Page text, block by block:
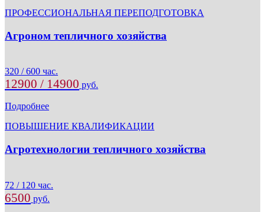
ПРОФЕССИОНАЛЬНАЯ ПЕРЕПОДГОТОВКА
Агроном тепличного хозяйства
320 / 600 час.
12900 / 14900 руб.
Подробнее
ПОВЫШЕНИЕ КВАЛИФИКАЦИИ
Агротехнологии тепличного хозяйства
72 / 120 час.
6500 руб.